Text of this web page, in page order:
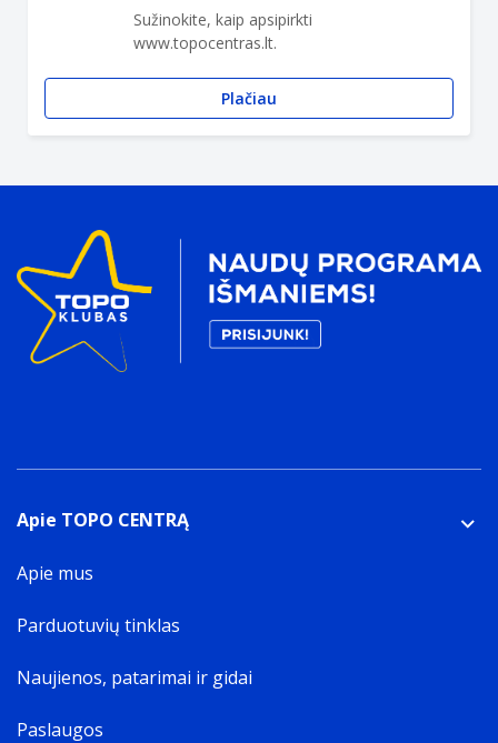
Sužinokite, kaip apsipirkti
www.topocentras.lt.
Plačiau
Apie TOPO CENTRĄ
Apie mus
Parduotuvių tinklas
Naujienos, patarimai ir gidai
Paslaugos